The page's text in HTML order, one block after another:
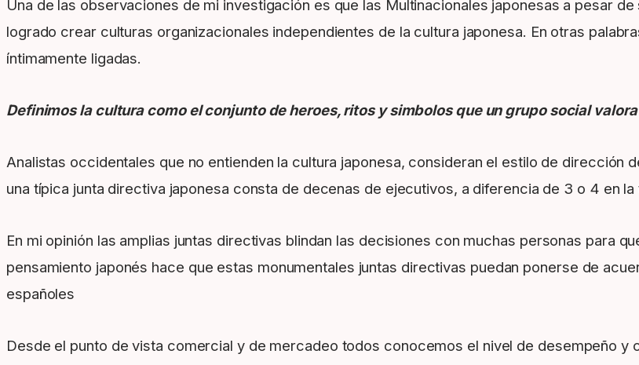
Una de las observaciones de mi investigación es que las Multinacionales japonesas a pesar
logrado crear culturas organizacionales independientes de la cultura japonesa. En otras
íntimamente ligadas.
Definimos la cultura como el conjunto de heroes, ritos y simbolos que un grupo social valora
Analistas occidentales que no entienden la cultura japonesa, consideran el estilo de
una típica junta directiva japonesa consta de decenas de ejecutivos, a diferencia de 3 o 4 en
En mi opinión las amplias juntas directivas blindan las decisiones con muchas personas para
pensamiento japonés hace que estas monumentales juntas directivas puedan ponerse de
españoles
Desde el punto de vista comercial y de mercadeo todos conocemos el nivel de desempeño